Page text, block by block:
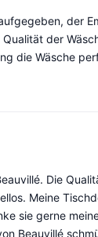
der
der
die Wäsche
Die
Meine
sie gerne
Beauvillé